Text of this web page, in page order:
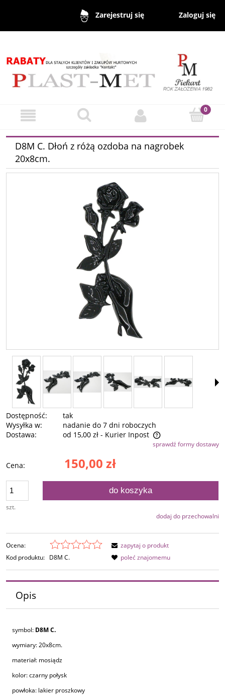
Zarejestruj się Zaloguj się
D8M C. Dłoń z różą ozdoba na nagrobek
20x8cm.
Dostępność:
tak
Wysyłka w:
nadanie do 7 dni roboczych
Dostawa:
od 15,00 zł - Kurier Inpost
Cena nie zawiera ewentualnych kosztów płatnościsprawdź formy dostawy
Cena: 150,00 zł
szt.
do koszyka
dodaj do przechowalni
Ocena:
Kod produktu: D8M C.
zapytaj o produkt
poleć znajomemu
Opis
symbol: D8M C.
wymiary: 20x8cm.
materiał: mosiądz
kolor: czarny połysk
powłoka: lakier proszkowy